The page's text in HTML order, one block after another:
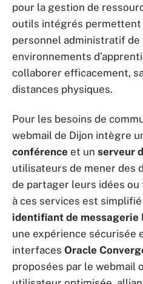
pour la gestion de
outils intégrés permettent
personnel administratif de
environnements
collaborer efficacement,
distances physiques.
Pour les besoins de
webmail de Dijon intègre
conférence et un serveur
utilisateurs de mener des
de partager leurs idées ou
à ces services est simplifié
identifiant de messagerie
une expérience sécurisée
interfaces Oracle
proposées par le webmail